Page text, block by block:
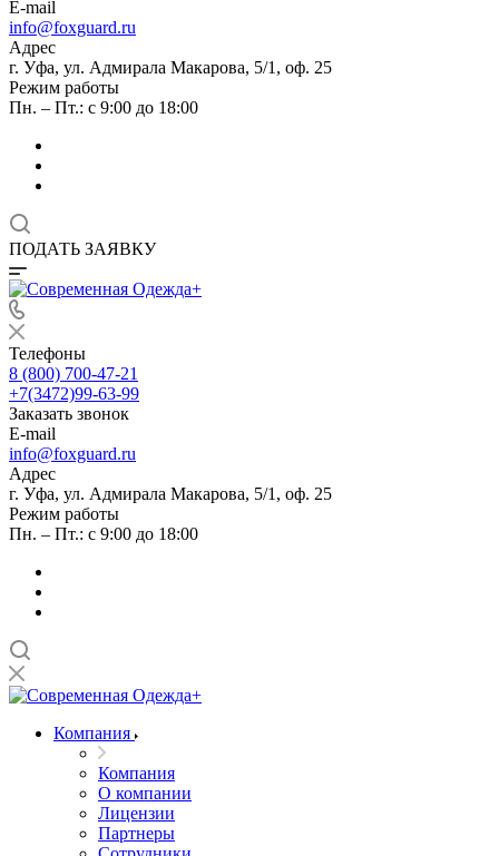
E-mail
info@foxguard.ru
Адрес
г. Уфа, ул. Адмирала Макарова, 5/1, оф. 25
Режим работы
Пн. – Пт.: с 9:00 до 18:00
ПОДАТЬ ЗАЯВКУ
Телефоны
8 (800) 700-47-21
+7(3472)99-63-99
Заказать звонок
E-mail
info@foxguard.ru
Адрес
г. Уфа, ул. Адмирала Макарова, 5/1, оф. 25
Режим работы
Пн. – Пт.: с 9:00 до 18:00
Компания
Компания
О компании
Лицензии
Партнеры